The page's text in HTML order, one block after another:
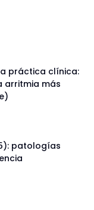
práctica clínica:
arritmia más
patologías